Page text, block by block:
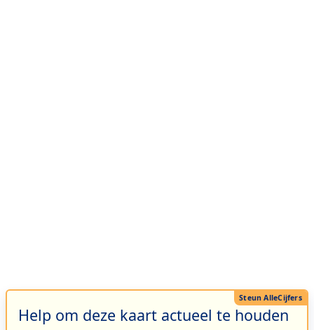
Help om deze kaart actueel te houden